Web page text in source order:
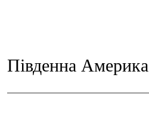
Південна Америка